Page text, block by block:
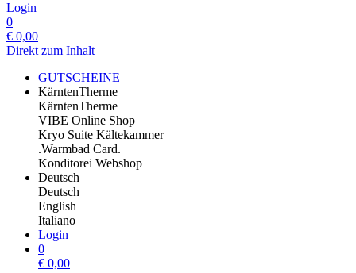
Login
0
€ 0,00
Direkt zum Inhalt
GUTSCHEINE
KärntenTherme
KärntenTherme
VIBE Online Shop
Kryo Suite Kältekammer
.Warmbad Card.
Konditorei Webshop
Deutsch
Deutsch
English
Italiano
Login
0
€ 0,00